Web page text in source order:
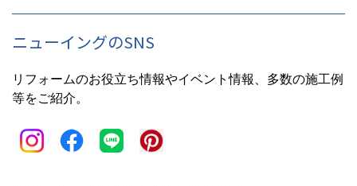
ニューイングのSNS
リフォームのお役立ち情報やイベント情報、多数の施工例
等をご紹介。